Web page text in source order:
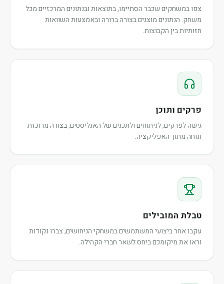
צפו במשחקים שכבר הסתיימו, בתוצאות ובנתונים המרכזיים מכל
משחק. הנתונים מוצגים בצורה ברורה ובאמצעות השוואות
חזותיות בין הקבוצות.
פרקים ותוכן
גישה לפרקים, לניתוחים ולתכנים של האנליסטים, בצורה מרוכזת
ונוחה מתוך האפליקציה.
טבלת המובילים
עקבו אחר ביצועי המשתמשים במשחקי הניחושים, צברו נקודות
וראו את מיקומכם ביחס לשאר חברי הקהילה.